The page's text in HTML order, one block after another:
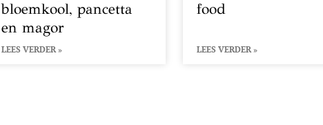
bloemkool, pancetta
en magor
LEES VERDER »
food
LEES VERDER »